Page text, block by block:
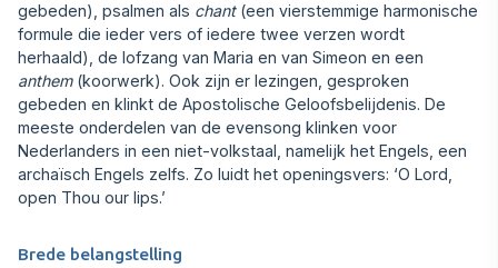
gebeden), psalmen als chant (een vierstemmige harmonische
formule die ieder vers of iedere twee verzen wordt
herhaald), de lofzang van Maria en van Simeon en een
anthem (koorwerk). Ook zijn er lezingen, gesproken
gebeden en klinkt de Apostolische Geloofsbelijdenis. De
meeste onderdelen van de evensong klinken voor
Nederlanders in een niet-volkstaal, namelijk het Engels, een
archaïsch Engels zelfs. Zo luidt het openingsvers: ‘O Lord,
open Thou our lips.’
Brede belangstelling